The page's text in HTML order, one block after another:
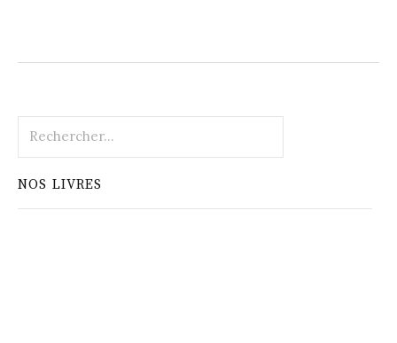
NOS LIVRES